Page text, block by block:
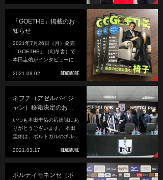
「GOETHE」掲載のお
知らせ
2021年7月26日（月）発売
「GOETHE」（幻冬舎）で
本田圭佑がインタビューに…
2021.08.02
ネフチ（アゼルバイジ
ャン）移籍決定のお…
いつも本田圭佑の応援誠にあ
りがとうございます。 本田
圭佑は、ポルトガルのポル…
2021.03.17
ポルティモネンセ（ポ